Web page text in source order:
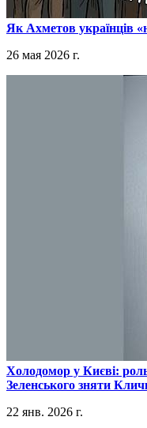
​Як Ахметов українців
26 мая 2026 г.
​Холодомор у Києві:
Зеленського зняти
22 янв. 2026 г.